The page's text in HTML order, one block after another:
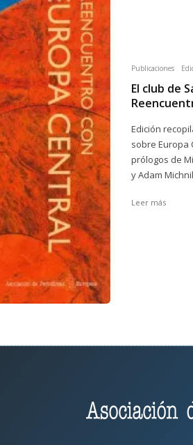
Publicaciones
El club de
Edición
sobre Europa
prólogos de
y Adam
Leer más